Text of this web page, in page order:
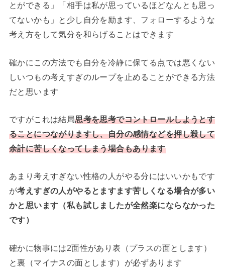
とができる」「相手は私が思っているほどなんとも思っ
てないかも」と少し自分を励ます、フォローするような
考え方をして気分を和らげることはできます
確かにこの方法でも自分を冷静に保てる点では悪くない
しいつもの考えすぎのループを止めることができる方法
だと思います
ですがこれは結局思考を思考でコントロールしようとす
ることにつながりますし、自分の感情などを押し殺して
余計に苦しくなってしまう場合もあります
あまり考えすぎない性格の人がやる分にはいいかもです
が考えすぎの人がやるとますます苦しくなる場合が多い
かと思います（私も試しましたが全然楽にならなかった
です）
確かに物事には2面性があり表（プラスの面とします）
と裏（マイナスの面とします）が必ずあります